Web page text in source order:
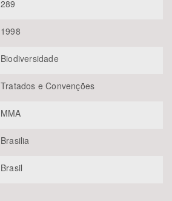
289
1998
Biodiversidade
Tratados e Convenções
MMA
Brasilia
Brasil